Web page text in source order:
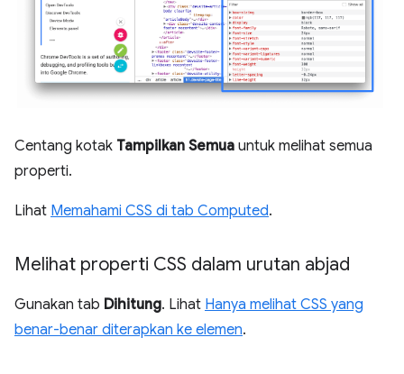
Centang kotak Tampilkan Semua untuk melihat semua
properti.
Lihat Memahami CSS di tab Computed.
Melihat properti CSS dalam urutan abjad
Gunakan tab Dihitung. Lihat Hanya melihat CSS yang
benar-benar diterapkan ke elemen.